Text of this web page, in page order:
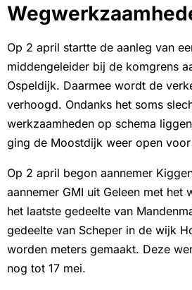
Op 2 april startte de aanleg van
middengeleider bij de komgrens
Ospeldijk. Daarmee wordt de
verhoogd. Ondanks het soms
werkzaamheden op schema
ging de Moostdijk weer open
Op 2 april begon aannemer
aannemer GMI uit Geleen met het
het laatste gedeelte van
gedeelte van Scheper in de wijk
worden meters gemaakt. Deze
nog tot 17 mei.